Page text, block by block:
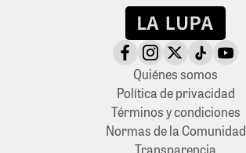
Quiénes somos
Política de privacidad
Términos y condiciones
Normas de la Comunidad
Transparencia